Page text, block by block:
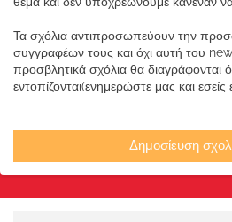
---
Τα σχόλια αντιπροσωπεύουν την
συγγραφέων τους και όχι αυτή του
προσβλητικά σχόλια θα διαγράφονται
εντοπίζονται(ενημερώστε μας και εσείς
Δημοσίευση